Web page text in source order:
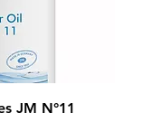
JM N°11